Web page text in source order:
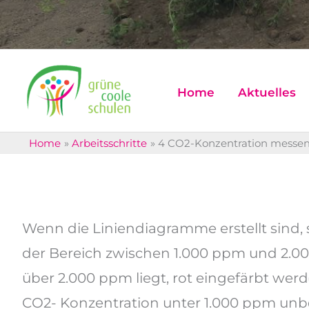
Home Aktuelles
Home Arbeitsschritte 4 CO2-Konzentration messen
Wenn die Liniendiagramme erstellt sind,
der Bereich zwischen 1.000 ppm und
über 2.000 ppm liegt, rot eingefärbt
CO2- Konzentration unter 1.000 ppm